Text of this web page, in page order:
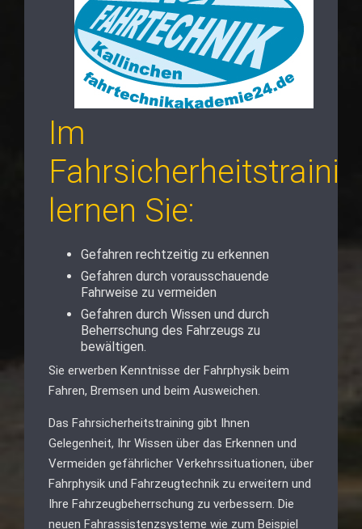
Im
lernen Sie:
Gefahren rechtzeitig zu erkennen
Gefahren durch vorausschauende
Fahrweise zu vermeiden
Gefahren durch Wissen und durch
Beherrschung des Fahrzeugs zu
bewältigen.
Sie erwerben Kenntnisse der Fahrphysik beim
Fahren, Bremsen und beim Ausweichen.
Das Fahrsicherheitstraining gibt Ihnen
Gelegenheit, Ihr Wissen über das Erkennen und
Vermeiden gefährlicher Verkehrssituationen, über
Fahrphysik und Fahrzeugtechnik zu erweitern und
Ihre Fahrzeugbeherrschung zu verbessern. Die
neuen Fahrassistenzsysteme wie zum Beispiel